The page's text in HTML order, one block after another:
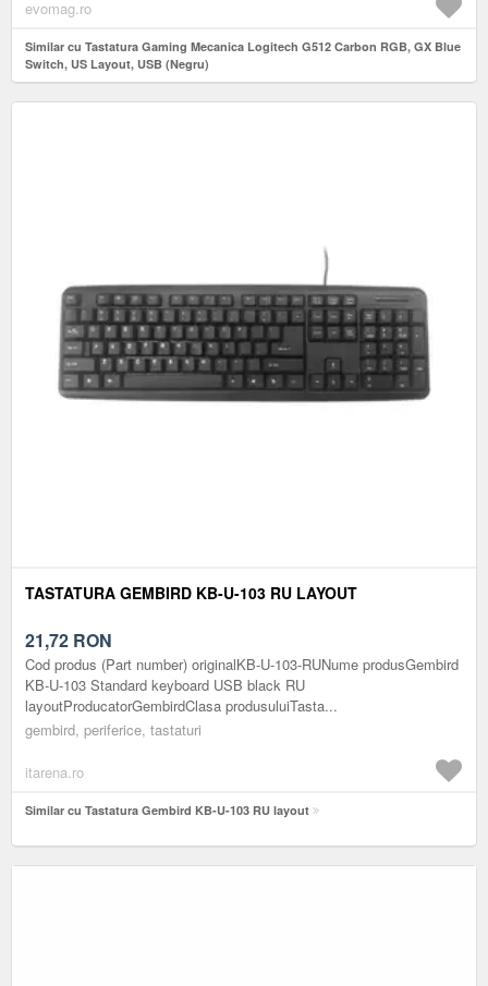
evomag.ro
Similar cu Tastatura Gaming Mecanica Logitech G512 Carbon RGB, GX Blue
Switch, US Layout, USB (Negru)
TASTATURA GEMBIRD KB-U-103 RU LAYOUT
21,72 RON
Cod produs (Part number) originalKB-U-103-RUNume produsGembird
KB-U-103 Standard keyboard USB black RU
layoutProducatorGembirdClasa produsuluiTasta...
gembird, periferice, tastaturi
itarena.ro
Similar cu Tastatura Gembird KB-U-103 RU layout